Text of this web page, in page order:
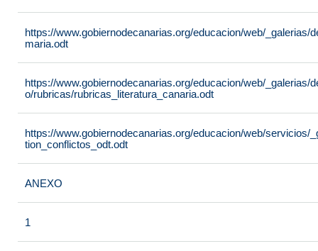
https://www.gobiernodecanarias.org/educacion/web/
maria.odt
https://www.gobiernodecanarias.org/educacion/web/
o/rubricas/rubricas_literatura_canaria.odt
https://www.gobiernodecanarias.org/educacion/web/
tion_conflictos_odt.odt
ANEXO
1